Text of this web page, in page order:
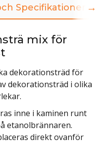
Specifikationer
mix för
dekorationsträd för
dekorationsträd i olika
inne i kaminen runt
etanolbrännaren.
direkt ovanför
→